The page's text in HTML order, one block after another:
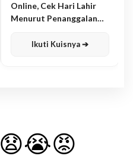
Online, Cek Hari Lahir
Menurut Penanggalan
Ikuti Kuisnya ➔
😧😭😡